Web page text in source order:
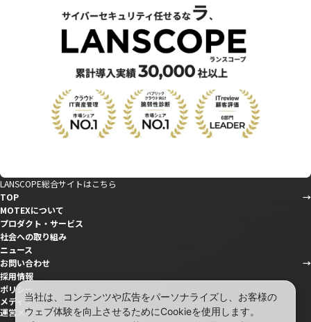
LANSCOPE総合サイトはこちら
TOP
MOTEXについて
プロダクト・サービス
社会への取り組み
ニュース
お問い合わせ
採用情報
ポリシー
メディア
運営メディア
当社は、コンテンツや広告をパーソナライズし、お客様の
ウェブ体験を向上させるためにCookieを使用します。